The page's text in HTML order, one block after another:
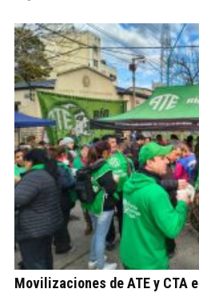
Movilizaciones de ATE y CTA